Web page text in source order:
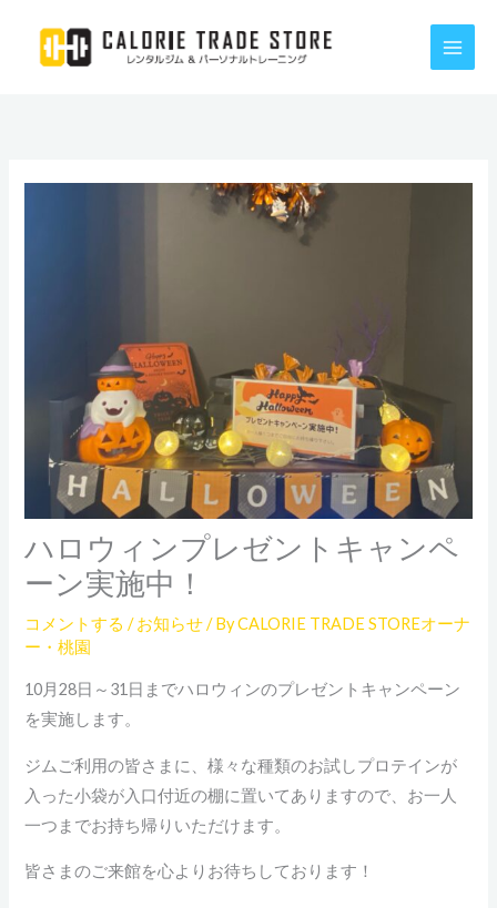
ハロウィンプレゼントキャンペ
ーン実施中！
コメントする /お知らせ/ ByCALORIE TRADE STOREオーナ
ー・桃園
10月28日～31日までハロウィンのプレゼントキャンペーン
を実施します。
ジムご利用の皆さまに、様々な種類のお試しプロテインが
入った小袋が入口付近の棚に置いてありますので、お一人
一つまでお持ち帰りいただけます。
皆さまのご来館を心よりお待ちしております！